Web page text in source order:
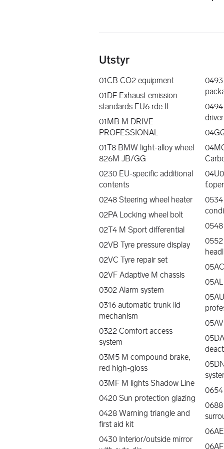
Garanti
Alle biler leveres med garanti. Ingen
den enkelte bil. Varigheten er fra 3
Radio DAB+
Alle våre biler leveres med Radio
Innbytte
Kontakt oss så får du raskt svar på
informasjon:
- Registreringsnummer
- Kilometerstand
- Utstyrsnivå og girtype
- Kjente feil/mangler
- Tidligere skader
Forsikring
Vi har svært gode avtaler med flere
Våre samarbeidspartnere er; Enter,
Vi samarbeider med BMW Financial
Sulland Trygghet
Å kjøpe bil er for de fleste en stor
når du kjøper brukbil av oss - vi har
Les Mer
Levering
Vi kan transportere bilen over hele
hjemsted.
Vår service-/deleavdeling tilbyr
- Skibokser fra Packline og THULE
- Barneseter og sikkerhetsutstyr fra
- Ettermontering av tilhengerfeste
- Ettermontering av motorvarmer,
- Ettermontering av
- Ettermontering av Radio DAB+
Utstyr
01CB CO2 equipment
01DF Exhaust emission
standards EU6 rde II
01MB M DRIVE
PROFESSIONAL
01T8 BMW light-alloy wheel
826M JB/GG
0230 EU-specific additional
contents
0248 Steering wheel heater
02PA Locking wheel bolt
02T4 M Sport differential
02VB Tyre pressure display
02VC Tyre repair set
02VF Adaptive M chassis
0302 Alarm system
0316 automatic trunk lid
mechanism
0322 Comfort access
system
03M5 M compound brake,
red high-gloss
03MF M lights Shadow Line
0420 Sun protection glazing
0428 Warning triangle and
first aid kit
0430 Interior/outside mirror
0548